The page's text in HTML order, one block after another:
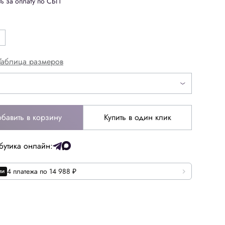
размеров
в корзину Купить в один клик
онлайн:
4 платежа по 14 988 ₽
52
54